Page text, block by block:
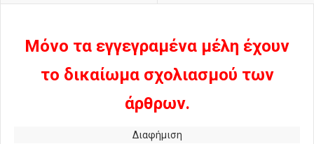
Μόνο τα εγγεγραμένα μέλη έχουν
το δικαίωμα σχολιασμού των
άρθρων.
Διαφήμιση